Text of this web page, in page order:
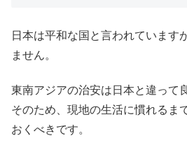
日本は平和な国と言われています
ません。
東南アジアの治安は日本と違って
そのため、現地の生活に慣れるま
おくべきです。